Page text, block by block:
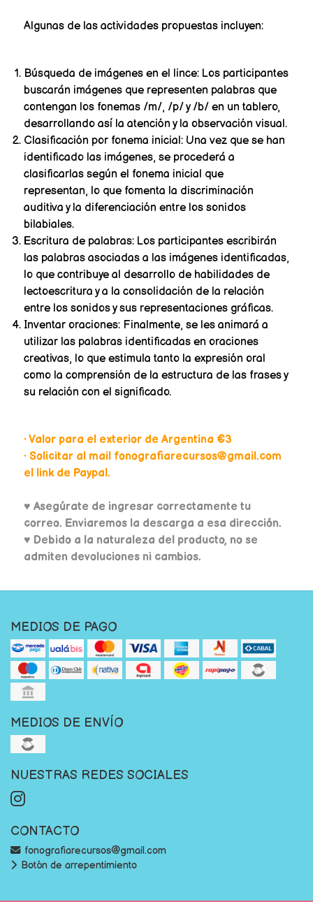
Algunas de las actividades propuestas incluyen:
Búsqueda de imágenes en el lince: Los participantes
buscarán imágenes que representen palabras que
contengan los fonemas /m/, /p/ y /b/ en un tablero,
desarrollando así la atención y la observación visual.
Clasificación por fonema inicial: Una vez que se han
identificado las imágenes, se procederá a
clasificarlas según el fonema inicial que
representan, lo que fomenta la discriminación
auditiva y la diferenciación entre los sonidos
bilabiales.
Escritura de palabras: Los participantes escribirán
las palabras asociadas a las imágenes identificadas,
lo que contribuye al desarrollo de habilidades de
lectoescritura y a la consolidación de la relación
entre los sonidos y sus representaciones gráficas.
Inventar oraciones: Finalmente, se les animará a
utilizar las palabras identificadas en oraciones
creativas, lo que estimula tanto la expresión oral
como la comprensión de la estructura de las frases y
su relación con el significado.
• Valor para el exterior de Argentina €3
• Solicitar al mail fonografiarecursos@gmail.com
el link de Paypal.
♥ Asegúrate de ingresar correctamente tu
correo. Enviaremos la descarga a esa dirección.
♥ Debido a la naturaleza del producto, no se
admiten devoluciones ni cambios.
MEDIOS DE PAGO
MEDIOS DE ENVÍO
NUESTRAS REDES SOCIALES
CONTACTO
fonografiarecursos@gmail.com
Botón de arrepentimiento